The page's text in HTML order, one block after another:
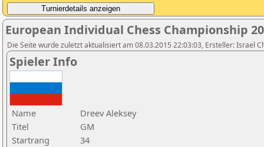
European Individual Chess Championship
Die Seite wurde zuletzt aktualisiert am 08.03.2015 22:03:03, Ersteller: Israel
Spieler Info
Name
Dreev Aleksey
Titel
GM
Startrang
34